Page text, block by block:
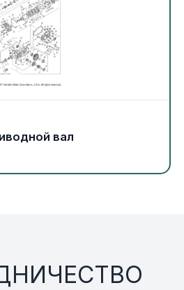
(гребные винты)
оборудование
оборудование
вал